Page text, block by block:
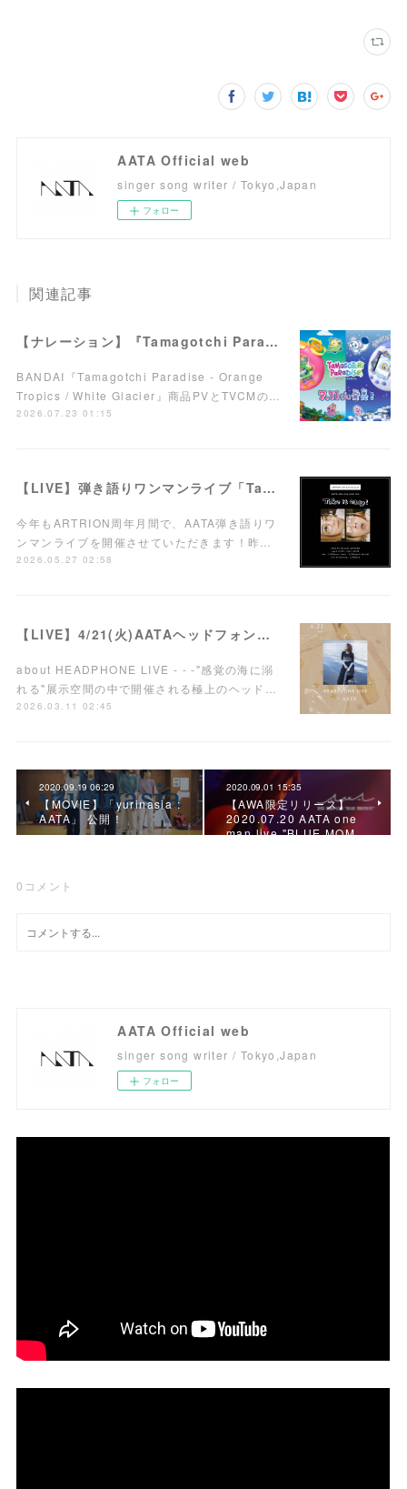
AATA Official web
singer song writer / Tokyo,Japan
フォロー
関連記事
【ナレーション】『Tamagotchi Paradise - Orange Tropics / White Glacier』商品PV／TVCM
BANDAI『Tamagotchi Paradise - Orange
Tropics / White Glacier』商品PVとTVCMの…
2026.07.23 01:15
【LIVE】弾き語りワンマンライブ「Take it easy!」7/15(水)西荻窪ARTRIONにて開催！
今年もARTRION周年月間で、AATA弾き語りワ
ンマンライブを開催させていただきます！昨…
2026.05.27 02:58
【LIVE】4/21(火)AATAヘッドフォンワンマンライブ開催！
about HEADPHONE LIVE - - -"感覚の海に溺
れる"展示空間の中で開催される極上のヘッド…
2026.03.11 02:45
2020.09.19 06:29
【MOVIE】「yurinasia :
AATA」 公開！
2020.09.01 15:35
【AWA限定リリース】
2020.07.20 AATA one
man live "BLUE MOM…
0 コメント
AATA Official web
singer song writer / Tokyo,Japan
フォロー